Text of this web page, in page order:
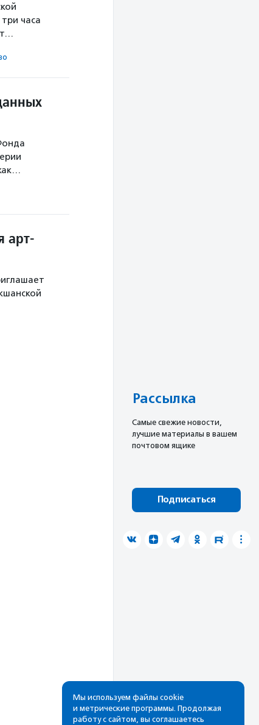
часа
арт-
Рассылка
Cамые свежие новости,
лучшие материалы в вашем
почтовом ящике
Подписаться
Мы используем файлы cookie
и метрические программы. Продолжая
работу с сайтом, вы соглашаетесь